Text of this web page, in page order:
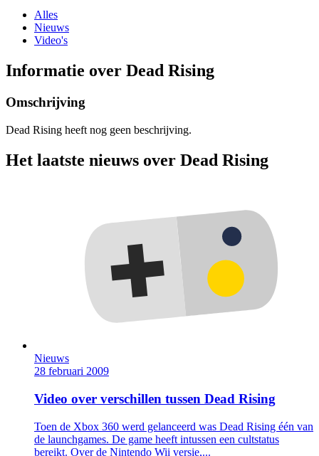
Alles
Nieuws
Video's
Informatie over Dead Rising
Omschrijving
Dead Rising heeft nog geen beschrijving.
Het laatste nieuws over Dead Rising
Nieuws
28 februari 2009
Video over verschillen tussen Dead Rising
Toen de Xbox 360 werd gelanceerd was Dead Rising één van
de launchgames. De game heeft intussen een cultstatus
bereikt. Over de Nintendo Wii versie,...